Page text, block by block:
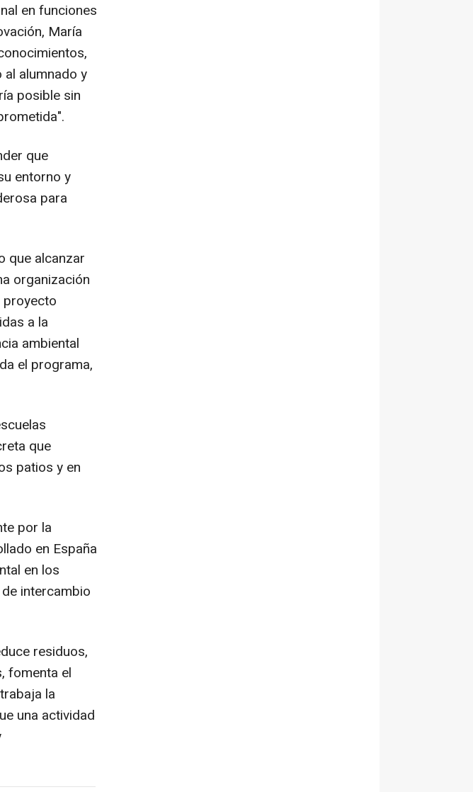
en funciones
María
alumnado y
posible sin
que
entorno y
para
que alcanzar
organización
a la
ambiental
el programa,
que
patios y en
por la
en España
en los
intercambio
residuos,
fomenta el
la
una actividad